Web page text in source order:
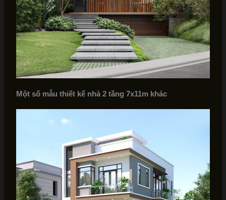
Một số mẫu thiết kế nhà 2 tầng 7x11m khác